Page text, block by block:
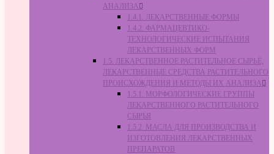
АНАЛИЗА
1.4.1. ЛЕКАРСТВЕННЫЕ ФОРМЫ
1.4.2. ФАРМАЦЕВТИКО-
ТЕХНОЛОГИЧЕСКИЕ ИСПЫТАНИЯ
ЛЕКАРСТВЕННЫХ ФОРМ
1.5. ЛЕКАРСТВЕННОЕ РАСТИТЕЛЬНОЕ СЫРЬЁ,
ЛЕКАРСТВЕННЫЕ СРЕДСТВА РАСТИТЕЛЬНОГО
ПРОИСХОЖДЕНИЯ И МЕТОДЫ ИХ АНАЛИЗА
1.5.1. МОРФОЛОГИЧЕСКИЕ ГРУППЫ
ЛЕКАРСТВЕННОГО РАСТИТЕЛЬНОГО
СЫРЬЯ
1.5.2. МАСЛА ДЛЯ ПРОИЗВОДСТВА И
ИЗГОТОВЛЕНИЯ ЛЕКАРСТВЕННЫХ
ПРЕПАРАТОВ